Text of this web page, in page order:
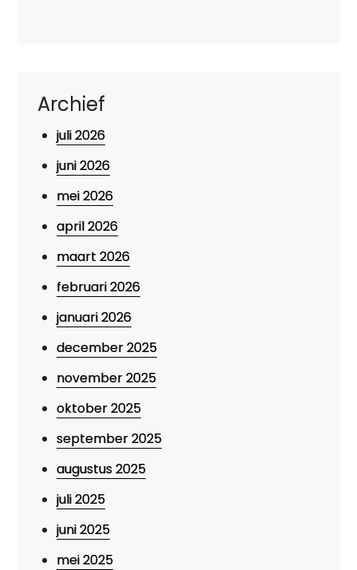
Archief
juli 2026
juni 2026
mei 2026
april 2026
maart 2026
februari 2026
januari 2026
december 2025
november 2025
oktober 2025
september 2025
augustus 2025
juli 2025
juni 2025
mei 2025